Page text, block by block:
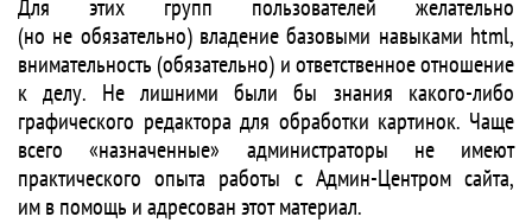
Для этих групп пользователей желательно
(но не обязательно) владение базовыми навыками html,
внимательность (обязательно) и ответственное отношение
к делу. Не лишними были бы знания какого-либо
графического редактора для обработки картинок. Чаще
всего «назначенные» администраторы не имеют
практического опыта работы с Админ-Центром сайта,
им в помощь и адресован этот материал.